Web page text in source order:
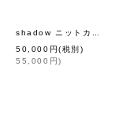
shadow ニットカーディガン (AES8073:BK)
50,000 円(税別)
55,000 円)